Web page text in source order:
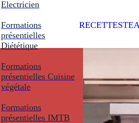
Electricien
Formations
présentielles
Diététique
Formations
présentielles Cuisine
végétale
Formations
présentielles IMTB
RECETTES